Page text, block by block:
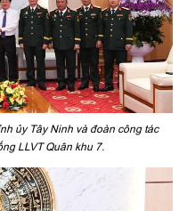
ủy Tây Ninh và đoàn công tác
LLVT Quân khu 7.